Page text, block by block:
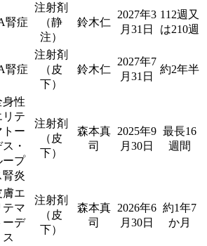
腎症
注射剤
（静
注）
鈴木仁
2027年3
月31日
112週又
は210週
腎症
注射剤
（皮
下）
鈴木仁
2027年7
月31日
約2年半
身性
リテ
トー
・
ープ
腎炎
注射剤
（皮
下）
森本真
司
2025年9
月30日
最長16
週間
膚エ
テマ
ーデ
ス
注射剤
（皮
下）
森本真
司
2026年6
月30日
約1年7
か月